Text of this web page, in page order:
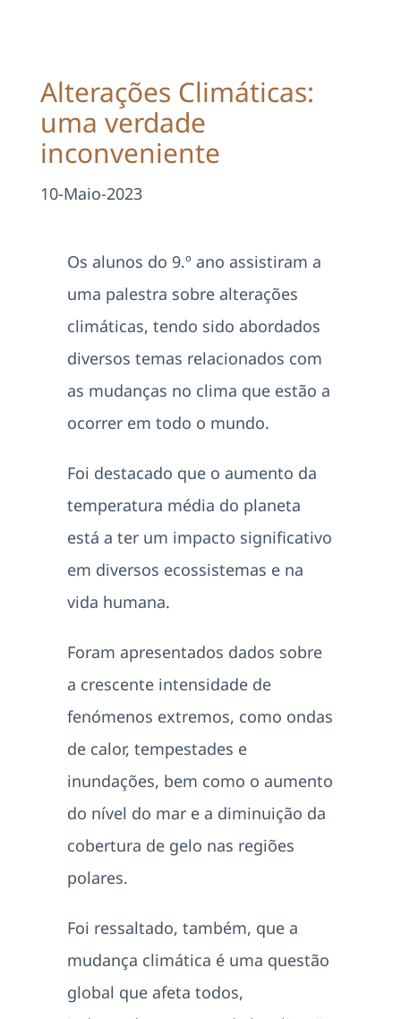
Área Reservada
Alterações Climáticas:
uma verdade
inconveniente
10-Maio-2023
Os alunos do 9.º ano assistiram a
uma palestra sobre alterações
climáticas, tendo sido abordados
diversos temas relacionados com
as mudanças no clima que estão a
ocorrer em todo o mundo.
Foi destacado que o aumento da
temperatura média do planeta
está a ter um impacto significativo
em diversos ecossistemas e na
vida humana.
Foram apresentados dados sobre
a crescente intensidade de
fenómenos extremos, como ondas
de calor, tempestades e
inundações, bem como o aumento
do nível do mar e a diminuição da
cobertura de gelo nas regiões
polares.
Foi ressaltado, também, que a
mudança climática é uma questão
global que afeta todos,